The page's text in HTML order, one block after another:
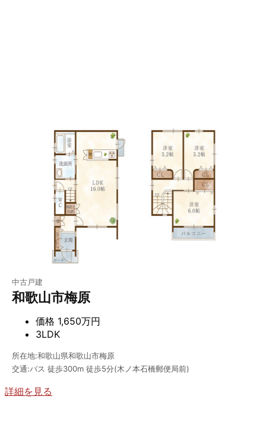
中古戸建
和歌山市梅原
価格 1,650万円
3LDK
所在地:和歌山県和歌山市梅原
交通:バス 徒歩300m 徒歩5分(木ノ本石橋郵便局前)
詳細を見る